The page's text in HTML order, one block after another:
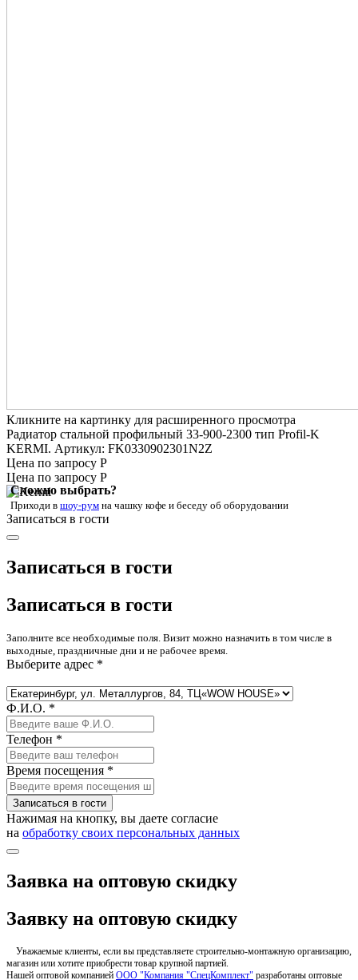
Кликните на картинку для расширенного просмотра
Радиатор стальной профильный 33-900-2300 тип Profil-K
KERMI. Артикул: FK0330902301N2Z
Цена по запросу Р
Цена по запросу Р
Сложно выбрать?
Приходи в шоу-рум на чашку кофе и беседу об оборудовании
Записаться в гости
Записаться в гости
Записаться в гости
Заполните все необходимые поля. Визит можно назначить в том числе в
выходные, праздничные дни и не рабочее время.
Выберите адрес *
Ф.И.О. *
Телефон *
Время посещения *
Записаться в гости
Нажимая на кнопку, вы даете согласие
на обработку своих персональных данных
Заявка на оптовую скидку
Заявку на оптовую скидку
Уважаемые клиенты, если вы представляете строительно-монтажную организацию,
магазин или хотите приобрести товар крупной партией.
Нашей оптовой компанией ООО "Компания "СпецКомплект" разработаны оптовые